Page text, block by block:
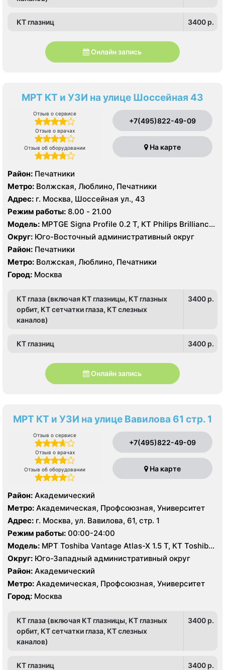
КТ глазниц 3400 p.
Онлайн запись
МРТ КТ и УЗИ на улице Шоссейная 43
Отзыв о сервисе
Отзыв о врачах
Отзыв об оборудовании
+7(495)822-49-09
На карте
Район: Печатники
Метро: Волжская, Люблино, Печатники
Адрес: г. Москва, Шоссейная ул., 43
Режим работы: 8.00 - 21.00
Модель: МРТGE Signa Profile 0.2 Т, КТ Philips Brilliance
CT 64 среза, УЗИ GE LOGIQ 5 Expert
Округ: Юго-Восточный административный округ
Район: Печатники
Метро: Волжская, Люблино, Печатники
Город: Москва
КТ глаза (включая КТ глазницы, КТ глазных
орбит, КТ сетчатки глаза, КТ слезных
каналов)
3400 p.
КТ глазниц 3400 p.
Онлайн запись
МРТ КТ и УЗИ на улице Вавилова 61 стр. 1
Отзыв о сервисе
Отзыв о врачах
Отзыв об оборудовании
+7(495)822-49-09
На карте
Район: Академический
Метро: Академическая, Профсоюзная, Университет
Адрес: г. Москва, ул. Вавилова, 61, стр. 1
Режим работы: 00:00-24:00
Модель: МРТ Toshiba Vantage Atlas-X 1.5 Т, КТ Toshiba
Aquilion 64 среза, УЗИ Toshiba Aplio 500, GE Vivid 7
Округ: Юго-Западный административный округ
Район: Академический
Метро: Академическая, Профсоюзная, Университет
Город: Москва
КТ глаза (включая КТ глазницы, КТ глазных
орбит, КТ сетчатки глаза, КТ слезных
каналов)
3400 p.
КТ глазниц 3400 p.